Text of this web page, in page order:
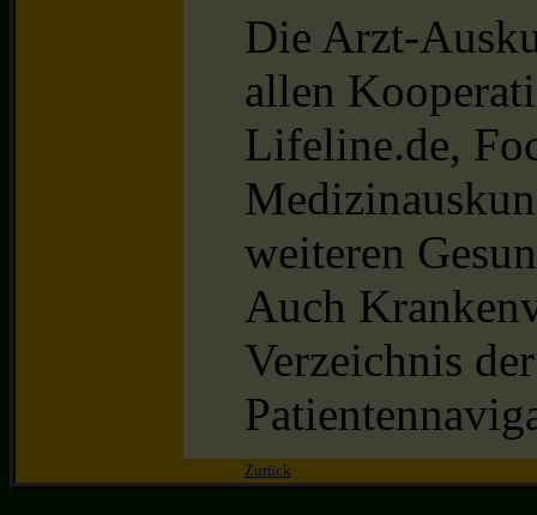
Die Arzt-
allen
Lifeline.de,
weiteren
Auch
Verzeichnis
Zurück